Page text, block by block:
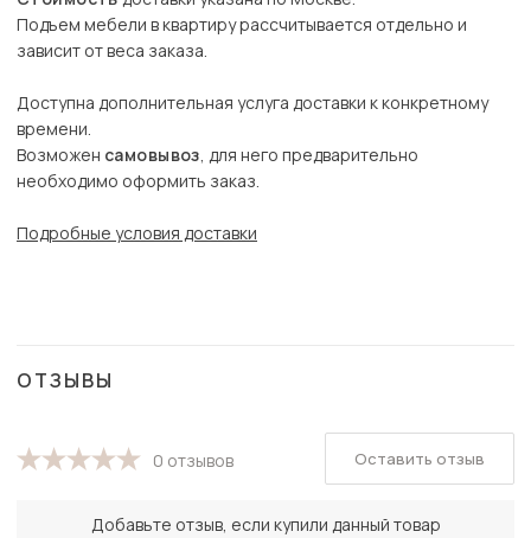
Подъем мебели в квартиру рассчитывается отдельно и
зависит от веса заказа.
Доступна дополнительная услуга доставки к конкретному
времени.
Возможен самовывоз, для него предварительно
необходимо оформить заказ.
Подробные условия доставки
ОТЗЫВЫ
0 отзывов
Добавьте отзыв, если купили данный товар
Оставить отзыв